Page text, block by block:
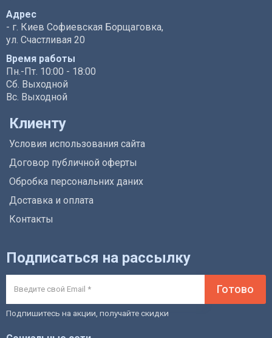
Адрес
- г. Киев Софиевская Борщаговка,
ул. Счастливая 20
Время работы
Пн.-Пт. 10:00 - 18:00
Сб. Выходной
Вс. Выходной
Клиенту
Условия использования сайта
Договор публичной оферты
Обробка персональних даних
Доставка и оплата
Контакты
Подписаться на рассылку
Готово
Подпишитесь на акции, получайте скидки